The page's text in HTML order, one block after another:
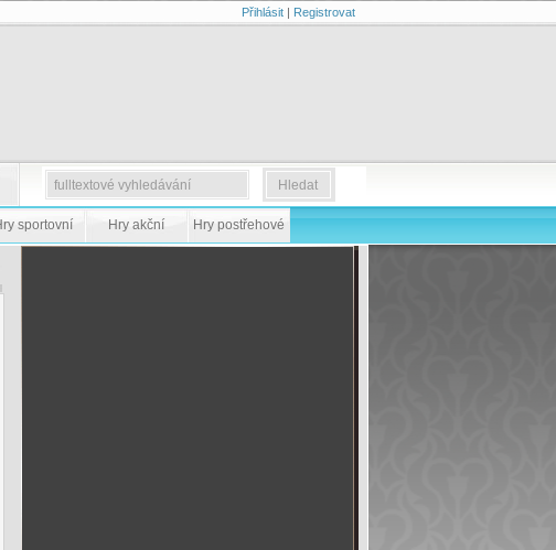
Přihlásit| Registrovat
sportovní Hry akční Hry postřehové